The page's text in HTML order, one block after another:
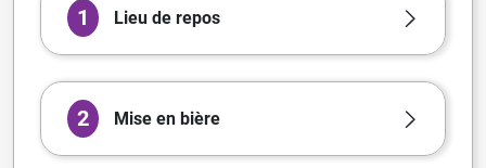
1 Lieu de repos
2 Mise en bière